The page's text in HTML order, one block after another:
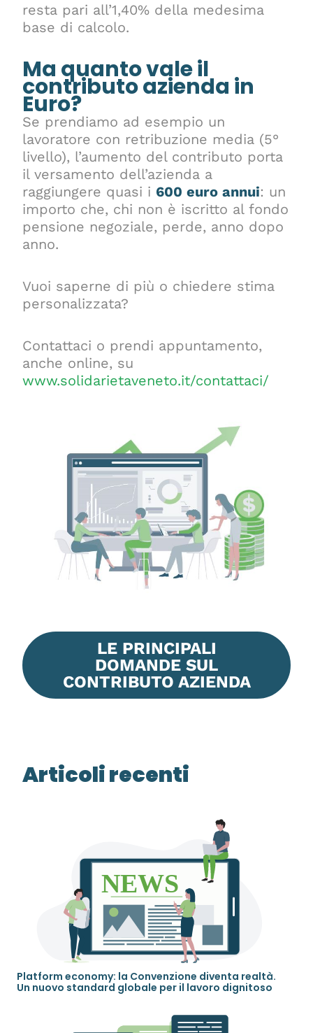
resta pari all’1,40% della medesima
base di calcolo.
Ma quanto vale il
contributo azienda in
Euro?
Se prendiamo ad esempio un
lavoratore con retribuzione media (5°
livello), l’aumento del contributo porta
il versamento dell’azienda a
raggiungere quasi i 600 euro annui: un
importo che, chi non è iscritto al fondo
pensione negoziale, perde, anno dopo
anno.
Vuoi saperne di più o chiedere stima
personalizzata?
Contattaci o prendi appuntamento,
anche online, su
www.solidarietaveneto.it/contattaci/
LE PRINCIPALI
DOMANDE SUL
CONTRIBUTO AZIENDA
Articoli recenti
Platform economy: la Convenzione diventa realtà.
Un nuovo standard globale per il lavoro dignitoso